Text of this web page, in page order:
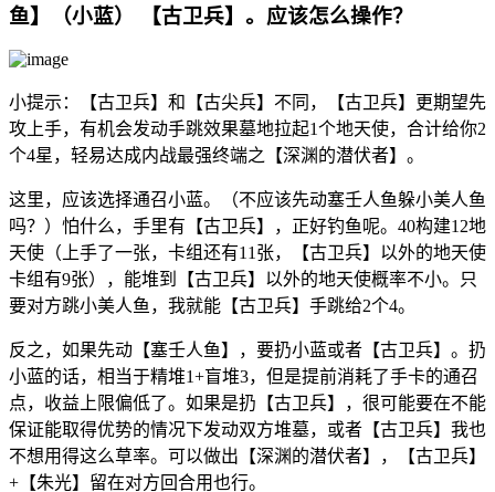
鱼】（小蓝） 【古卫兵】。应该怎么操作？
小提示：【古卫兵】和【古尖兵】不同，【古卫兵】更期望先
攻上手，有机会发动手跳效果墓地拉起1个地天使，合计给你2
个4星，轻易达成内战最强终端之【深渊的潜伏者】。
这里，应该选择通召小蓝。（不应该先动塞壬人鱼躲小美人鱼
吗？）怕什么，手里有【古卫兵】，正好钓鱼呢。40构建12地
天使（上手了一张，卡组还有11张，【古卫兵】以外的地天使
卡组有9张），能堆到【古卫兵】以外的地天使概率不小。只
要对方跳小美人鱼，我就能【古卫兵】手跳给2个4。
反之，如果先动【塞壬人鱼】，要扔小蓝或者【古卫兵】。扔
小蓝的话，相当于精堆1+盲堆3，但是提前消耗了手卡的通召
点，收益上限偏低了。如果是扔【古卫兵】，很可能要在不能
保证能取得优势的情况下发动双方堆墓，或者【古卫兵】我也
不想用得这么草率。可以做出【深渊的潜伏者】，【古卫兵】
+【朱光】留在对方回合用也行。